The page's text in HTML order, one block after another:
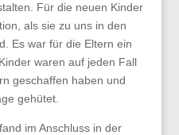
Für die neuen Kinder
als sie zu uns in den
Es war für die Eltern ein
waren auf jeden Fall
geschaffen haben und
gehütet.
im Anschluss in der